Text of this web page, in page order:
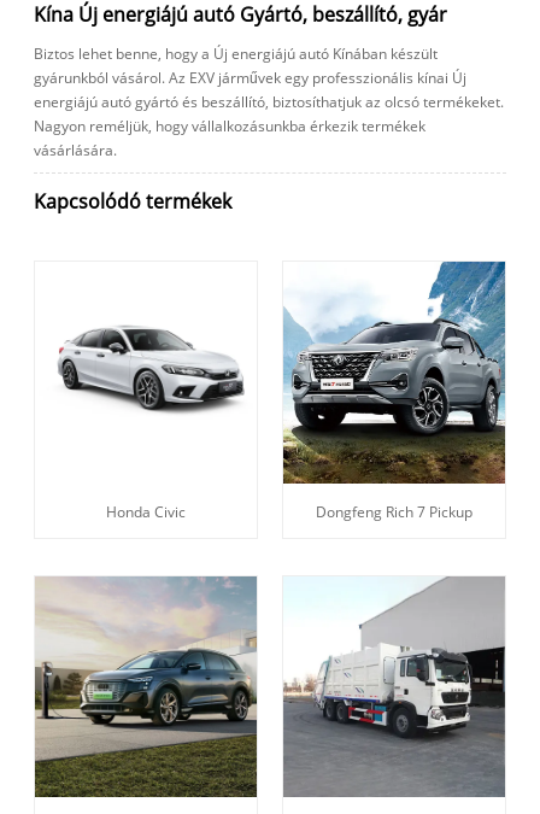
Kína Új energiájú autó Gyártó, beszállító, gyár
Biztos lehet benne, hogy a Új energiájú autó Kínában készült
gyárunkból vásárol. Az EXV járművek egy professzionális kínai Új
energiájú autó gyártó és beszállító, biztosíthatjuk az olcsó termékeket.
Nagyon reméljük, hogy vállalkozásunkba érkezik termékek
vásárlására.
Kapcsolódó termékek
Honda Civic Dongfeng Rich 7 Pickup